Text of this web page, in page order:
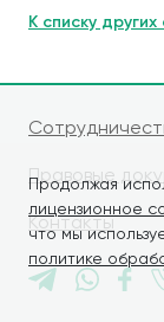
Продолжая
лицензионное
что мы
политике
К списку других
Правовые
Контакты